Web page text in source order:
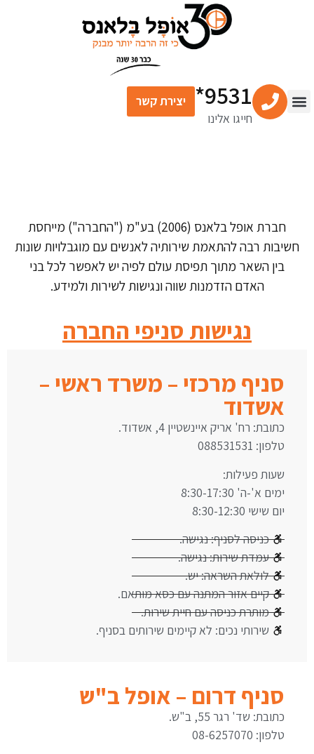
9531*
חייגו אלינו
יצירת קשר
חברת אופל בלאנס (2006) בע"מ ("החברה") מייחסת
חשיבות רבה להתאמת שירותיה לאנשים עם מוגבלויות שונות
בין השאר מתוך תפיסת עולם לפיה יש לאפשר לכל בני
האדם הזדמנות שווה ונגישות לשירות ולמידע.
נגישות סניפי החברה
סניף מרכזי – משרד ראשי –
אשדוד
כתובת: רח' אריק איינשטיין 4, אשדוד.
טלפון: 088531531
שעות פעילות:
ימים א'-ה' 8:30-17:30
יום שישי 8:30-12:30
כניסה לסניף: נגישה.
עמדת שירות: נגישה.
לולאת השראה: יש.
קיים אזור המתנה עם כסא מותאם.
מותרת כניסה עם חיית שירות.
שירותי נכים: לא קיימים שירותים בסניף.
סניף דרום – אופל ב"ש
כתובת: שד' רגר 55, ב"ש.
טלפון: 08-6257070